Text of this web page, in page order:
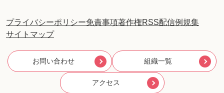
プライバシーポリシー免責事項著作権RSS配信例規集
サイトマップ
お問い合わせ 組織一覧
アクセス